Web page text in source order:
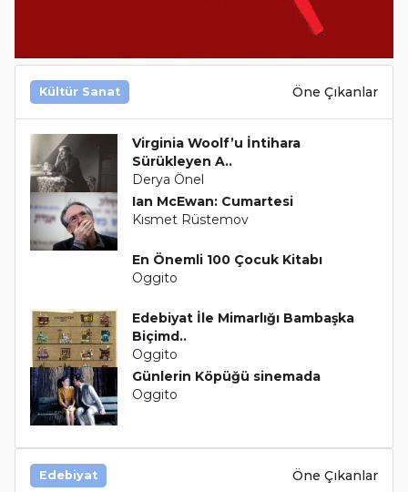
Kültür Sanat Öne Çıkanlar
Virginia Woolf’u İntihara
Sürükleyen A..
Derya Önel
Ian McEwan: Cumartesi
Kısmet Rüstemov
En Önemli 100 Çocuk Kitabı
Oggito
Edebiyat İle Mimarlığı Bambaşka
Biçimd..
Oggito
Günlerin Köpüğü sinemada
Oggito
Edebiyat Öne Çıkanlar